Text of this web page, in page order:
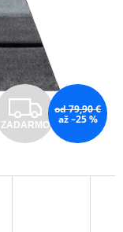
Z
A
D
ZADARMO
od 79,90 €
až –25 %